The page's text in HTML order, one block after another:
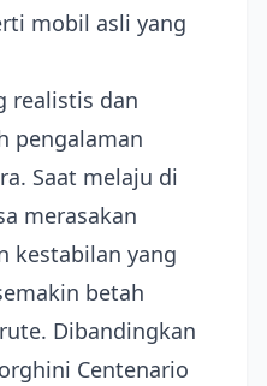
mobil asli yang
realistis dan
pengalaman
Saat melaju di
merasakan
kestabilan yang
betah
Dibandingkan
Centenario